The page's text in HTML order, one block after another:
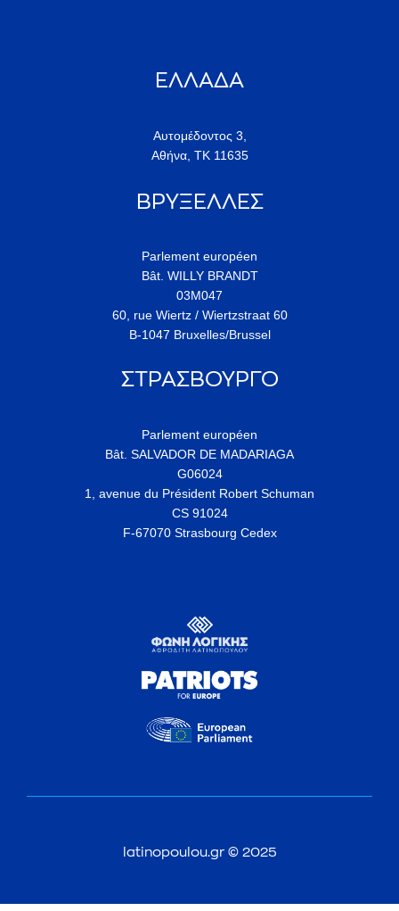
ΕΛΛΑΔΑ
Αυτομέδοντος 3,
Αθήνα, ΤΚ 11635
ΒΡΥΞΕΛΛΕΣ
Parlement européen
Bât. WILLY BRANDT
03M047
60, rue Wiertz / Wiertzstraat 60
B-1047 Bruxelles/Brussel
ΣΤΡΑΣΒΟΥΡΓΟ
Parlement européen
Bât. SALVADOR DE MADARIAGA
G06024
1, avenue du Président Robert Schuman
CS 91024
F-67070 Strasbourg Cedex
latinopoulou.gr © 2025